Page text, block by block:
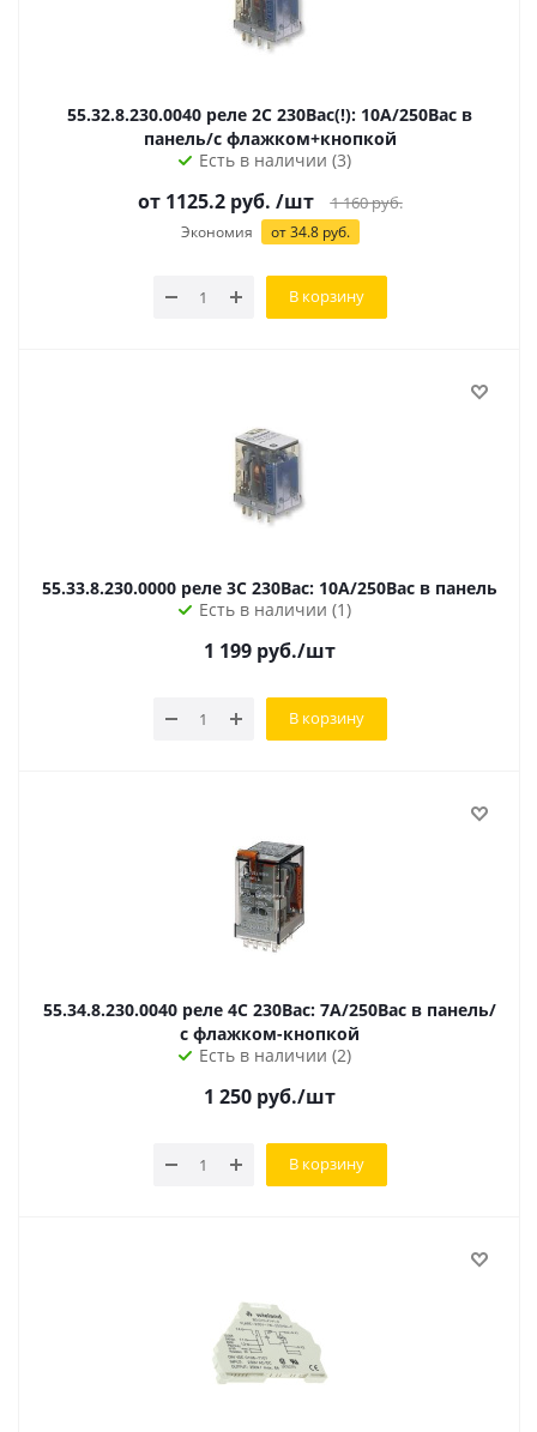
55.32.8.230.0040 реле 2C 230Вac(!): 10А/250Вac в
панель/с флажком+кнопкой
Есть в наличии (3)
от 1125.2 руб. /шт 1 160руб.
Экономия от 34.8 руб.
В корзину
55.33.8.230.0000 реле 3C 230Вac: 10А/250Вac в панель
Есть в наличии (1)
1 199 руб./шт
В корзину
55.34.8.230.0040 реле 4C 230Вac: 7А/250Вac в панель/
с флажком-кнопкой
Есть в наличии (2)
1 250 руб./шт
В корзину